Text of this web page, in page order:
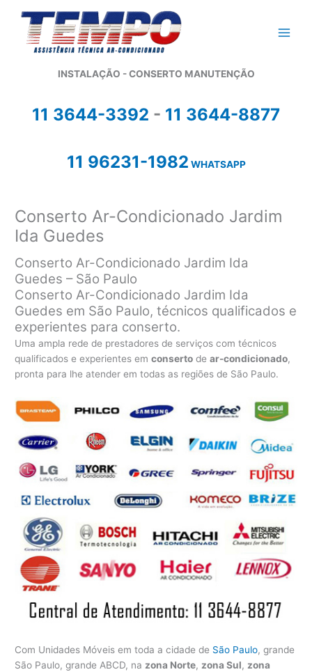
conteúdo
INSTALAÇÃO - CONSERTO MANUTENÇÃO
11 3644-3392 - 11 3644-8877
11 96231-1982 WHATSAPP
Conserto Ar-Condicionado Jardim
Ida Guedes
Conserto Ar-Condicionado Jardim Ida
Guedes – São Paulo
Conserto Ar-Condicionado Jardim Ida
Guedes em São Paulo, técnicos qualificados e
experientes para conserto.
Uma ampla rede de prestadores de serviços com técnicos
qualificados e experientes emconserto dear-condicionado,
pronta para lhe atender em todas as regiões de São Paulo.
Com Unidades Móveis em toda a cidade de São Paulo, grande
São Paulo, grande ABCD, na zona Norte, zona Sul, zona